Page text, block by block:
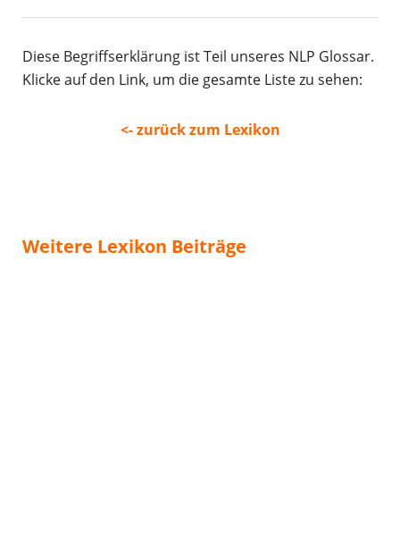
Diese Begriffserklärung ist Teil unseres NLP Glossar.
Klicke auf den Link, um die gesamte Liste zu sehen:
<- zurück zum Lexikon
Weitere Lexikon Beiträge